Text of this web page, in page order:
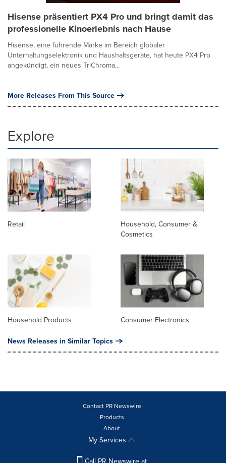
Hisense präsentiert PX4 Pro und bringt damit das
professionelle Kinoerlebnis nach Hause
Hisense, eine führende Marke im Bereich globaler
Unterhaltungselektronik und Haushaltsgeräte, hat heute PX4 Pro
angekündigt, ein neues TriChroma...
More Releases From This Source
Explore
Retail
Household, Consumer &
Cosmetics
Household Products Consumer Electronics
News Releases in Similar Topics
Contact PR Newswire
Products
About
My Services
Call PR Newswire at